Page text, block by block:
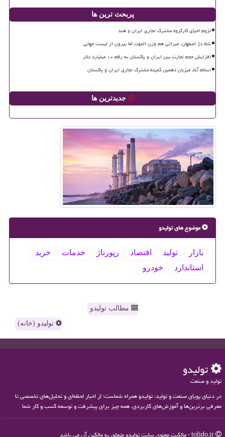
پربحث ترین ها
لزوم احیای کارگروه مشترک تجاری ایران و هند
شاه دژ اصفهان، میراثی هم وزن الموت اما بیرون از لیست جهانی
افزایش حجم تجارت بین ایران و پاکستان به رقم ۱۰ میلیارد دلار
اسلام آباد میزبان دهمین کمیته مشترک تجاری ایران و پاکستان
جدیدترین ها
موضوع های تولیدو
بازار تولید اقتصاد رپورتاژ خدمات
خرید
استاندارد
خودرو
مطالب تولیدو
تولیدو (خانه)
تولیدو
تولید و صنعت
در دنیای پویای صنعت و تولید، تولیدو همراه شماست؛ از اخبار لحظه‌ای و تحلیل‌های تخصصی تا
معرفی برترین‌ها و آموزش‌های کاربردی، همه چیز برای پیشرفت و توسعه کسب و کار شما